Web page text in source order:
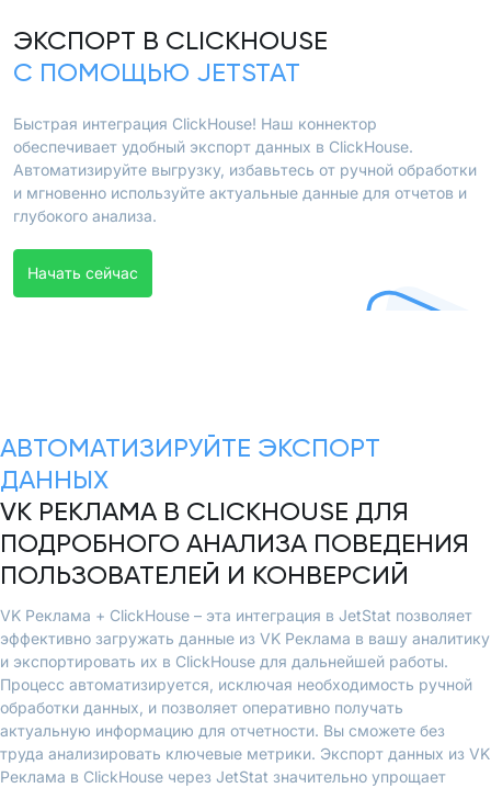
ЭКСПОРТ В CLICKHOUSE
С ПОМОЩЬЮ JETSTAT
Быстрая интеграция ClickHouse! Наш коннектор
обеспечивает удобный экспорт данных в ClickHouse.
Автоматизируйте выгрузку, избавьтесь от ручной обработки
и мгновенно используйте актуальные данные для отчетов и
глубокого анализа.
Начать сейчас
АВТОМАТИЗИРУЙТЕ ЭКСПОРТ
ДАННЫХ
VK РЕКЛАМА В CLICKHOUSE ДЛЯ
ПОДРОБНОГО АНАЛИЗА ПОВЕДЕНИЯ
ПОЛЬЗОВАТЕЛЕЙ И КОНВЕРСИЙ
VK Реклама + ClickHouse – эта интеграция в JetStat позволяет
эффективно загружать данные из VK Реклама в вашу аналитику
и экспортировать их в ClickHouse для дальнейшей работы.
Процесс автоматизируется, исключая необходимость ручной
обработки данных, и позволяет оперативно получать
актуальную информацию для отчетности. Вы сможете без
труда анализировать ключевые метрики. Экспорт данных из VK
Реклама в ClickHouse через JetStat значительно упрощает